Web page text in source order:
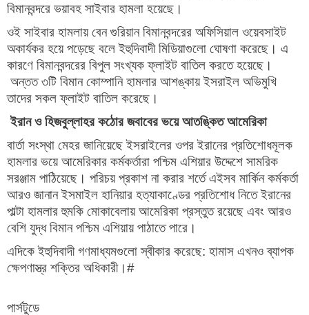
বিমানবন্দরে ভয়াবহ সাইবার হামলা হয়েছে।
ওই সাইবার হামলায় বেন গুরিয়ান বিমানবন্দরের অফিসিয়াল ওয়েবসাইট
অকার্যকর হয়ে পড়েছে বলে ইহুদিবাদী মিডিয়াগুলো ঘোষণা করেছে। এ
কারণে বিমানবন্দরের বিপুল সংখ্যক ফ্লাইট বাতিল করতে হয়েছে।
অন্তত ৩টি বিমান কোম্পানিহামলার আশঙ্কায় ইসরাইল অভিমুখি
তাদের সকল ফ্লাইট বাতিল করেছে।
ইরান ও হিজবুল্লাহর কঠোর জবাবের ভয়ে আতঙ্কিত আমেরিকা
বার্তা সংস্থা মেহর জানিয়েছে ইসরাইলের ওপর ইরানের প্রতিশোধমূলক
হামলার ভয়ে আমেরিকার কর্মকর্তারা পশ্চিম এশিয়ার উদ্দেশে সামরিক
সরঞ্জাম পাঠিয়েছে। পরিচয় প্রকাশ না করার শর্তে এইসব মার্কিন কর্মকর্তা
আরও জানান ইসমাইল হানিয়ার হত্যাকাণ্ডের প্রতিশোধ নিতে ইরানের
পাল্টা হামলার হুমকি মোকাবেলায় আমেরিকা প্রস্তুত রয়েছে এবং আরও
বেশি যুদ্ধ বিমান পশ্চিম এশিয়ায় পাঠাতে পারে।
এদিকে ইহুদিবাদী গণমাধ্যমগুলো স্বীকার করেছে: হামাস এখনও ব্যাপক
ক্ষেপণাস্ত্র শক্তির অধিকারী।#
পার্সটুডে